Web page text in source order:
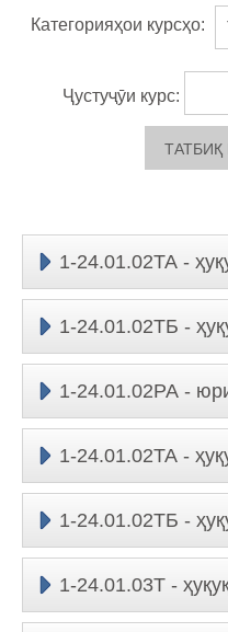
Категорияҳои курсҳо:
Ҷустуҷӯи курс:
1-24.01.02ТА -
1-24.01.02ТБ -
1-24.01.02РА -
1-24.01.02ТА -
1-24.01.02ТБ -
1-24.01.03Т -